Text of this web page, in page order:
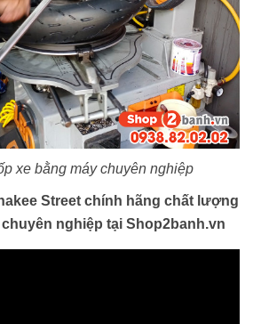
xe bằng máy chuyên nghiệp
Street chính hãng chất lượng
nghiệp tại Shop2banh.vn